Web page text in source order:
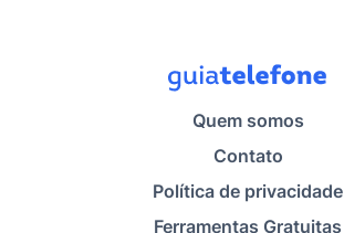
Quem somos
Contato
Política de privacidade
Ferramentas Gratuitas